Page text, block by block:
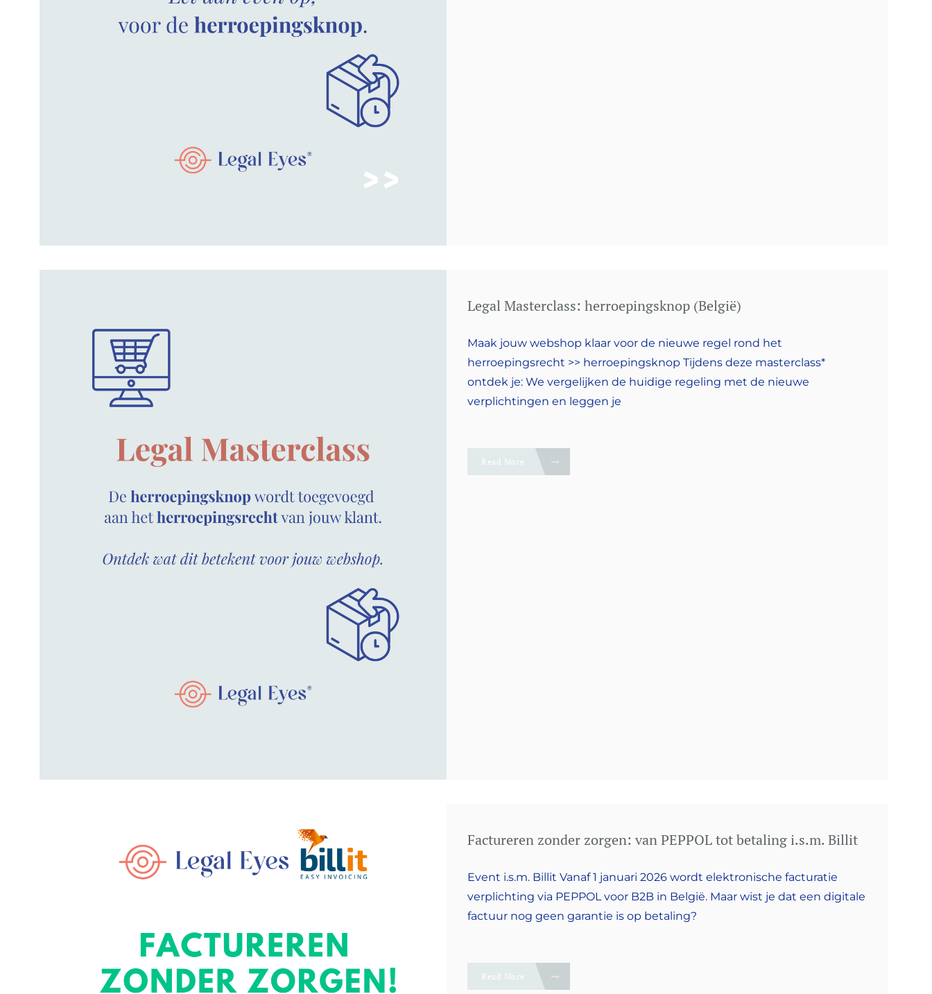
Legal Masterclass: herroepingsknop (België)
Maak jouw webshop klaar voor de nieuwe regel rond het
herroepingsrecht >> herroepingsknop Tijdens deze masterclass*
ontdek je: We vergelijken de huidige regeling met de nieuwe
verplichtingen en leggen je
Read More
Factureren zonder zorgen: van PEPPOL tot betaling i.s.m. Billit
Event i.s.m. Billit Vanaf 1 januari 2026 wordt elektronische facturatie
verplichting via PEPPOL voor B2B in België. Maar wist je dat een digitale
factuur nog geen garantie is op betaling?
Read More